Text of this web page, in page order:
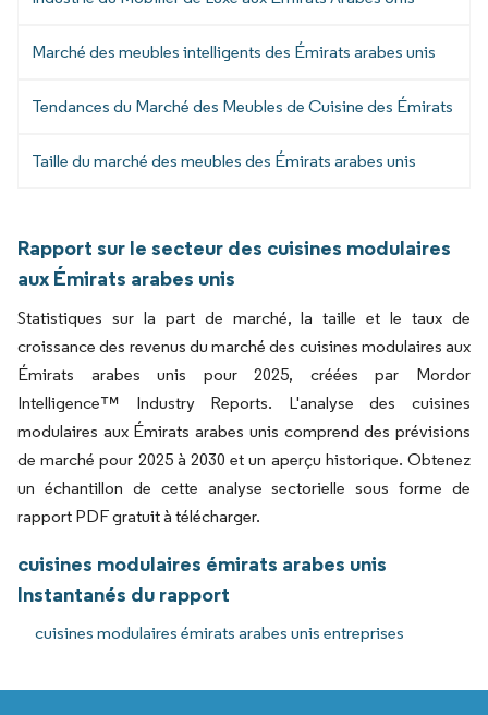
Marché des meubles intelligents des Émirats arabes unis
Tendances du Marché des Meubles de Cuisine des Émirats
Taille du marché des meubles des Émirats arabes unis
Rapport sur le secteur des cuisines modulaires
aux Émirats arabes unis
Statistiques sur la part de marché, la taille et le taux de
croissance des revenus du marché des cuisines modulaires aux
Émirats arabes unis pour 2025, créées par Mordor
Intelligence™ Industry Reports. L'analyse des cuisines
modulaires aux Émirats arabes unis comprend des prévisions
de marché pour 2025 à 2030 et un aperçu historique. Obtenez
un échantillon de cette analyse sectorielle sous forme de
rapport PDF gratuit à télécharger.
cuisines modulaires émirats arabes unis
Instantanés du rapport
cuisines modulaires émirats arabes unis entreprises